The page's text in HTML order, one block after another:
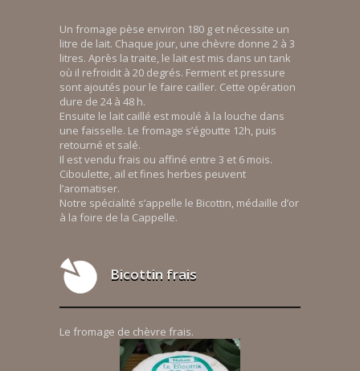
Un fromage pèse environ 180 g et nécessite un
litre de lait. Chaque jour, une chèvre donne 2 à 3
litres. Après la traite, le lait est mis dans un tank
où il refroidit à 20 degrés. Ferment et pressure
sont ajoutés pour le faire cailler. Cette opération
dure de 24 à 48 h.
Ensuite le lait caillé est moulé à la louche dans
une faisselle. Le fromage s’égoutte 12h, puis
retourné et salé.
Il est vendu frais ou affiné entre 3 et 6 mois.
Ciboulette, ail et fines herbes peuvent
l’aromatiser.
Notre spécialité s’appelle le Bicottin, médaille d’or
à la foire de la Cappelle.
Bicottin frais
Le fromage de chèvre frais.